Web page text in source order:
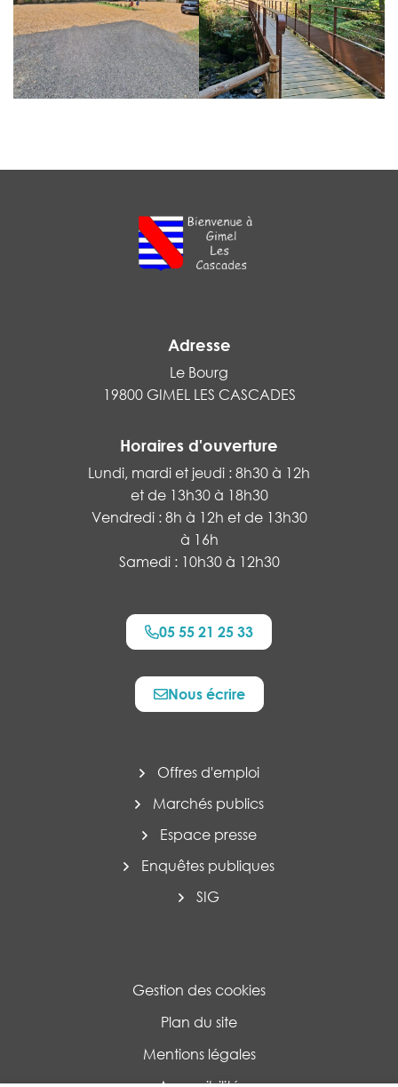
Adresse
Le Bourg
19800 GIMEL LES CASCADES
Horaires d'ouverture
Lundi, mardi et jeudi : 8h30 à 12h
et de 13h30 à 18h30
Vendredi : 8h à 12h et de 13h30
à 16h
Samedi : 10h30 à 12h30
05 55 21 25 33
Nous écrire
Offres d'emploi
Marchés publics
Espace presse
Enquêtes publiques
SIG
Gestion des cookies
Plan du site
Mentions légales